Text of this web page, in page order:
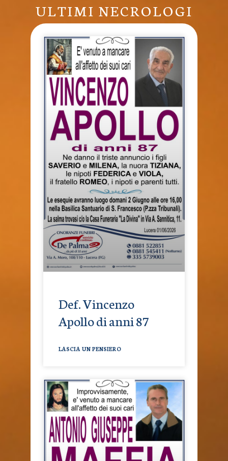
ULTIMI NECROLOGI
Def. Vincenzo
Apollo di anni 87
LASCIA UN PENSIERO